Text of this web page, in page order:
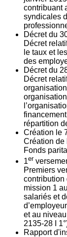
contribuant
syndicales
Décret du
Décret
le taux et
des
Décret du
Décret
répartition
Création le
Création de
Fonds
1er
Premiers
contribution
mission 1
salariés et
et au
2135‐28 I
Rapport